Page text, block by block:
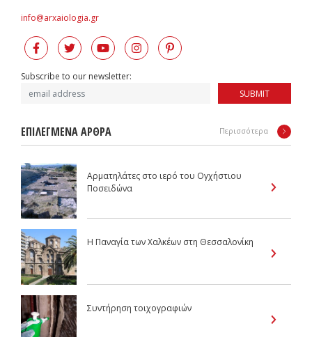
info@arxaiologia.gr
Subscribe to our newsletter:
SUBMIT
ΕΠΙΛΕΓΜΕΝΑ ΑΡΘΡΑ Περισσότερα
Αρματηλάτες στο ιερό του Ογχήστιου
Ποσειδώνα
Η Παναγία των Χαλκέων στη Θεσσαλονίκη
Συντήρηση τοιχογραφιών